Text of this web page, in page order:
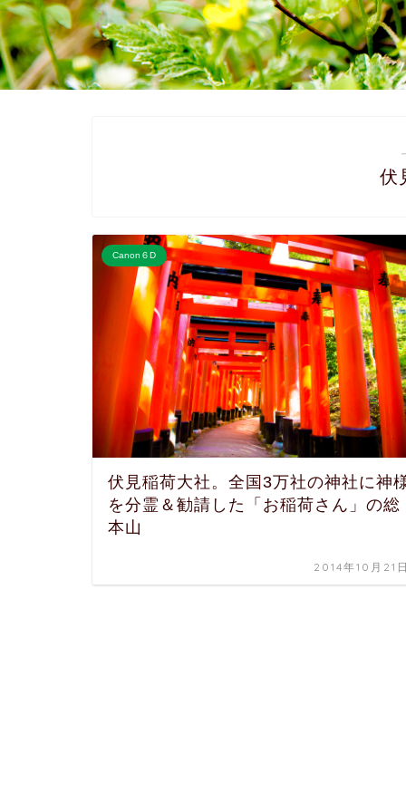
伏
Canon６D
伏見稲荷大社。全国3万社の神社に神
を分霊＆勧請した「お稲荷さん」の総
本山
2014年10月21